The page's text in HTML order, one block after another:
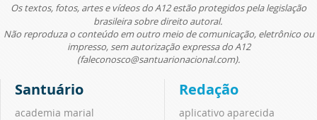
Os textos, fotos, artes e vídeos do A12 estão protegidos pela legislação
brasileira sobre direito autoral.
Não reproduza o conteúdo em outro meio de comunicação, eletrônico ou
impresso, sem autorização expressa do A12
(faleconosco@santuarionacional.com).
Santuário
academia marial
Redação
aplicativo aparecida